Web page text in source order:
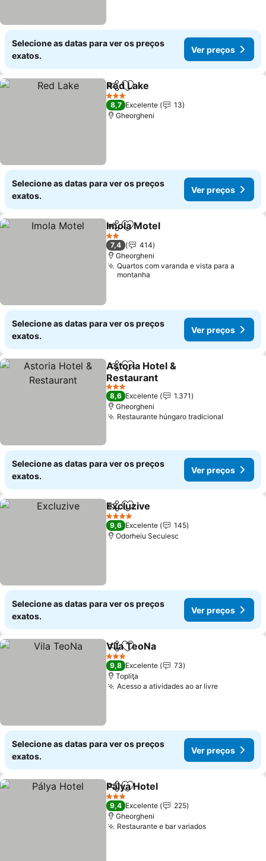
Selecione as datas para ver os preços
exatos.
Ver preços
PartilharAdicionar aos favoritos
Red Lake
3 Estrelas
8,7 Excelente
13
Gheorgheni
Selecione as datas para ver os preços
exatos.
Ver preços
PartilharAdicionar aos favoritos
Imola Motel
2 Estrelas
7,4
414
Gheorgheni
Quartos com varanda e vista para a
montanha
Selecione as datas para ver os preços
exatos.
Ver preços
PartilharAdicionar aos favoritos
Astoria Hotel &
Restaurant
3 Estrelas
8,6 Excelente
1.371
Gheorgheni
Restaurante húngaro tradicional
Selecione as datas para ver os preços
exatos.
Ver preços
PartilharAdicionar aos favoritos
Excluzive
4 Estrelas
9,6 Excelente
145
Odorheiu Secuiesc
Selecione as datas para ver os preços
exatos.
Ver preços
PartilharAdicionar aos favoritos
Vila TeoNa
3 Estrelas
9,8 Excelente
73
Topliţa
Acesso a atividades ao ar livre
Selecione as datas para ver os preços
exatos.
Ver preços
PartilharAdicionar aos favoritos
Pálya Hotel
3 Estrelas
9,4 Excelente
225
Gheorgheni
Restaurante e bar variados